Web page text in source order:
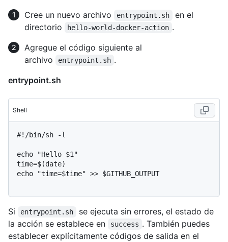
Cree un nuevo archivo
entrypoint.sh
en el
directorio
hello-world-docker-action .
Agregue el código siguiente al
archivo
entrypoint.sh .
entrypoint.sh
Shell
#!/bin/sh -l
echo "Hello $1"
time=$(date)
echo "time=$time" >> $GITHUB_OUTPUT
Si entrypoint.sh
se ejecuta sin errores, el estado de
la acción se establece en
success . También puedes
establecer explícitamente códigos de salida en el